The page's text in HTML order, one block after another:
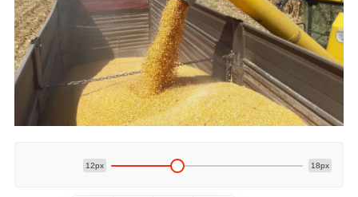
12px 18px